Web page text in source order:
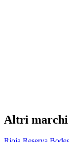
Altri marchi